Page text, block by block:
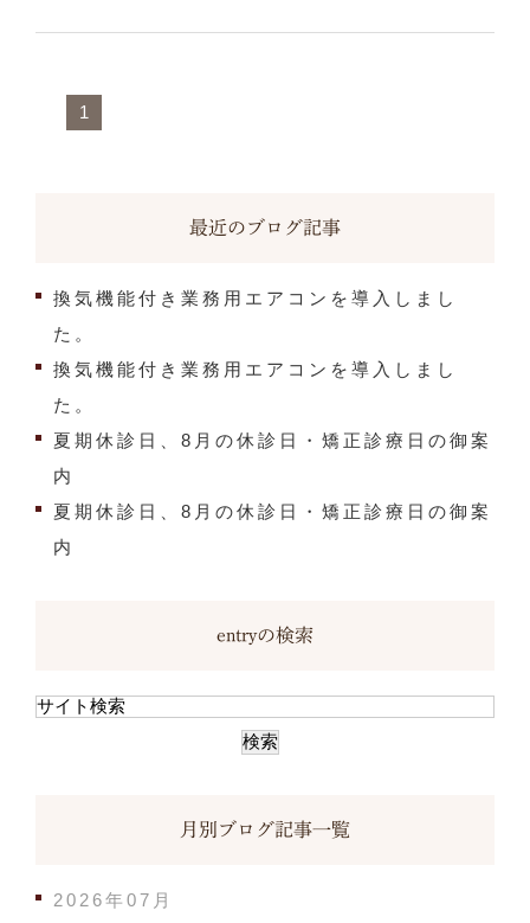
1
最近のブログ記事
換気機能付き業務用エアコンを導入しまし
た。
換気機能付き業務用エアコンを導入しまし
た。
夏期休診日、8月の休診日・矯正診療日の御案
内
夏期休診日、8月の休診日・矯正診療日の御案
内
entryの検索
月別ブログ記事一覧
2026年07月